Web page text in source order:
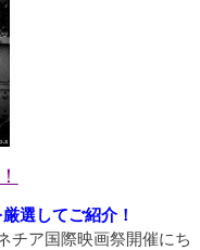
選してご紹介！
チア国際映画祭開催にち